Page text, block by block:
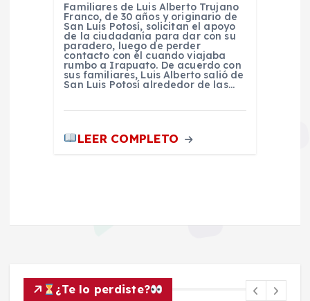
Familiares de Luis Alberto Trujano
Franco, de 30 años y originario de
San Luis Potosí, solicitan el apoyo
de la ciudadanía para dar con su
paradero, luego de perder
contacto con él cuando viajaba
rumbo a Irapuato. De acuerdo con
sus familiares, Luis Alberto salió de
San Luis Potosí alrededor de las…
LEER COMPLETO
¿Te lo perdiste?